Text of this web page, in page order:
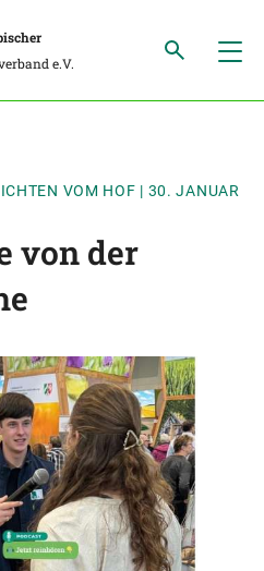
e.V.
VOM HOF | 30. JANUAR
von der